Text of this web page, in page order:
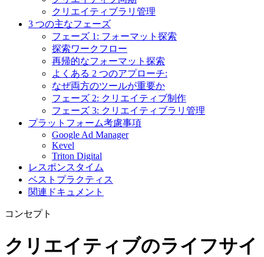
クリエイティブラリ管理
3 つの主なフェーズ
フェーズ 1: フォーマット探索
探索ワークフロー
再帰的なフォーマット探索
よくある 2 つのアプローチ:
なぜ両方のツールが重要か
フェーズ 2: クリエイティブ制作
フェーズ 3: クリエイティブラリ管理
プラットフォーム考慮事項
Google Ad Manager
Kevel
Triton Digital
レスポンスタイム
ベストプラクティス
関連ドキュメント
コンセプト
クリエイティブのライフサイ